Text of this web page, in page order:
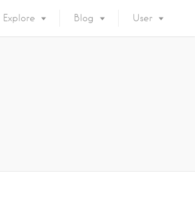
Explore Blog User